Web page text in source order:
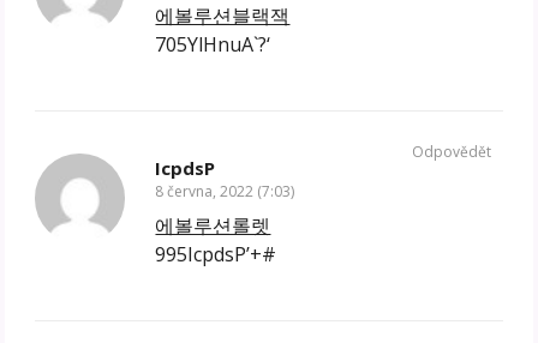
에볼루션블랙잭
705YlHnuA`?‘
IcpdsP
8 června, 2022 (7:03)
에볼루션롤렛
995IcpdsP’+#
Odpovědět